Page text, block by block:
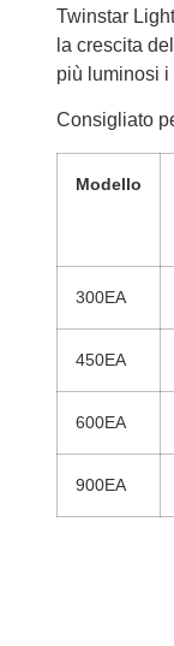
Twinstar
la crescita
più luminosi
Consigliato
Modello
300EA
450EA
600EA
900EA